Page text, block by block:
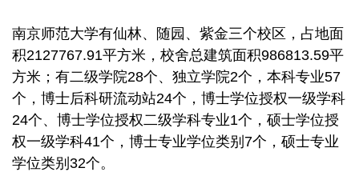
南京师范大学有仙林、随园、紫金三个校区，占地面
积2127767.91平方米，校舍总建筑面积986813.59平
方米；有二级学院28个、独立学院2个，本科专业57
个，博士后科研流动站24个，博士学位授权一级学科
24个、博士学位授权二级学科专业1个，硕士学位授
权一级学科41个，博士专业学位类别7个，硕士专业
学位类别32个。